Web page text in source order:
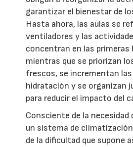
garantizar el bienestar de
Hasta ahora, las aulas se
ventiladores y las
concentran en las primeras
mientras que se priorizan
frescos, se incrementan las
hidratación y se organizan
para reducir el impacto del
Consciente de la necesidad
un sistema de
de la dificultad que supone